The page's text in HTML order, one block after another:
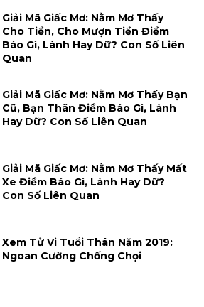
Giải Mã Giấc Mơ: Nằm Mơ Thấy
Cho Tiền, Cho Mượn Tiền Điềm
Báo Gì, Lành Hay Dữ? Con Số Liên
Quan
Giải Mã Giấc Mơ: Nằm Mơ Thấy Bạn
Cũ, Bạn Thân Điềm Báo Gì, Lành
Hay Dữ? Con Số Liên Quan
Giải Mã Giấc Mơ: Nằm Mơ Thấy Mất
Xe Điềm Báo Gì, Lành Hay Dữ?
Con Số Liên Quan
Xem Tử Vi Tuổi Thân Năm 2019:
Ngoan Cường Chống Chọi